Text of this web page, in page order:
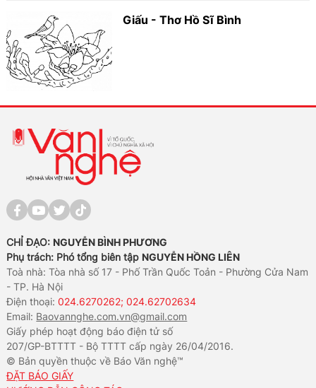
Giấu - Thơ Hồ Sĩ Bình
CHỈ ĐẠO: NGUYỄN BÌNH PHƯƠNG
Phụ trách: Phó tổng biên tập NGUYỄN HỒNG LIÊN
Toà nhà: Tòa nhà số 17 - Phố Trần Quốc Toản - Phường Cửa Nam
- TP. Hà Nội
Điện thoại:024.6270262; 024.62702634
Email: Baovannghe.com.vn@gmail.com
Giấy phép hoạt động báo điện tử số
207/GP-BTTTT - Bộ TTTT cấp ngày 26/04/2016.
© Bản quyền thuộc về Báo Văn nghệ™
ĐẶT BÁO GIẤY